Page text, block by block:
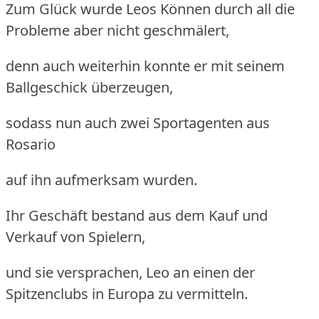
Zum Glück wurde Leos Können durch all die
Probleme aber nicht geschmälert,
denn auch weiterhin konnte er mit seinem
Ballgeschick überzeugen,
sodass nun auch zwei Sportagenten aus
Rosario
auf ihn aufmerksam wurden.
Ihr Geschäft bestand aus dem Kauf und
Verkauf von Spielern,
und sie versprachen, Leo an einen der
Spitzenclubs in Europa zu vermitteln.